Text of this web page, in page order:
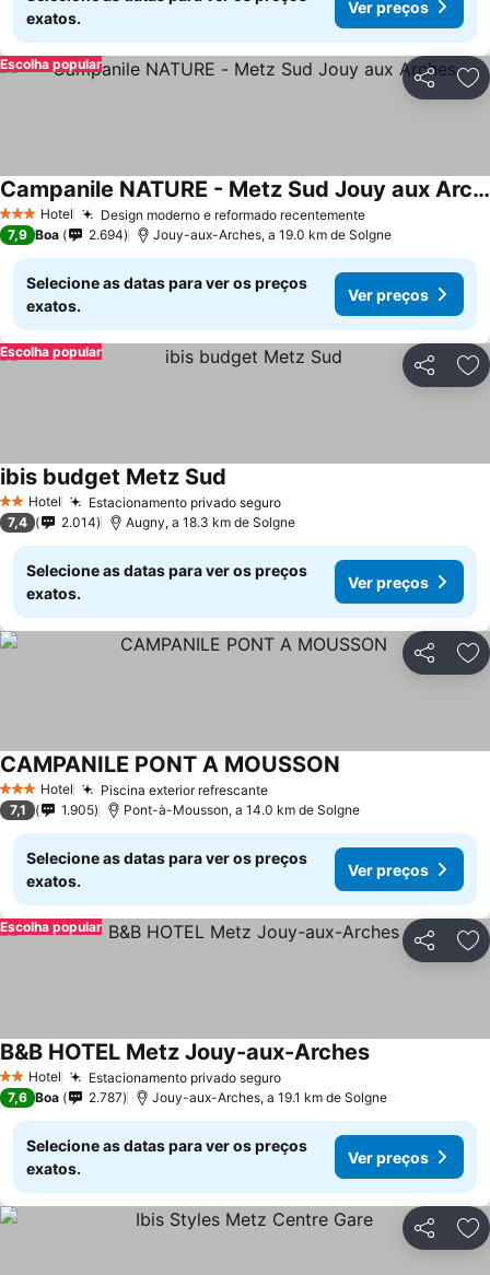
exatos.
Ver preços
Partilhar
Escolha popular
3 EstrelasHotel Design moderno e reformado recentementeVer preços
Campanile NATURE - Metz Sud Jouy aux Arches
Ver preços
7,9 Boa 2.694 Jouy-aux-Arches, a 19.0 km de Solgne
Selecione as datas para ver os preços
exatos.
Ver preços
Partilhar
Escolha popular
2 Estrelas
Hotel Estacionamento privado seguroVer preços
ibis budget Metz Sud
7,4 2.014 Augny, a 18.3 km de Solgne
Selecione as datas para ver os preços
exatos.
Ver preços
Partilhar
3 EstrelasHotel Piscina exterior refrescanteVer preços
CAMPANILE PONT A MOUSSON
7,1 1.905 Pont-à-Mousson, a 14.0 km de Solgne
Selecione as datas para ver os preços
exatos.
Ver preços
Partilhar
Escolha popular
2 Estrelas
Hotel Estacionamento privado seguroVer preços
B&B HOTEL Metz Jouy-aux-ArchesVer preços
7,6 Boa 2.787 Jouy-aux-Arches, a 19.1 km de Solgne
Selecione as datas para ver os preços
exatos.
Ver preços
Partilhar